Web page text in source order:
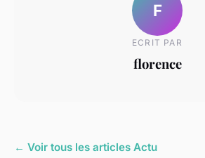
F
ECRIT PAR
florence
← Voir tous les articles Actu